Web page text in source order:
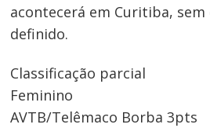
acontecerá em Curitiba,
definido.
Classificação parcial
Feminino
AVTB/Telêmaco Borba 3pts